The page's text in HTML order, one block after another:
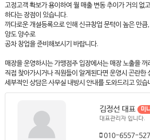
고정고객 확보가 용이하여 월 매출 변동 추이가 거의 없
하다는 장점이 있습니다.
까다로운 개설등록으로 인해 신규창업 문턱이 높은 만
양도 양수로
공차 창업을 준비해보시기 바랍니다.
매장을 운영하시는 가맹점주 입장에서는 매장 노출을 꺼
직접 찾아가시거나 직원들이 알게된다면 운영시 곤란한
세부적인 상담은 사무실 내방시 안내를 도와드리고 있습
김정선 대표 미
대표관리자 입니다.
010-6557-